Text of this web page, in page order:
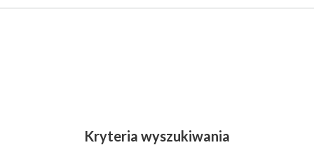
Kryteria wyszukiwania